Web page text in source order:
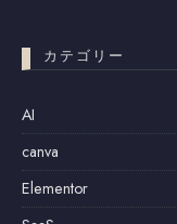
カテゴリー
AI
canva
Elementor